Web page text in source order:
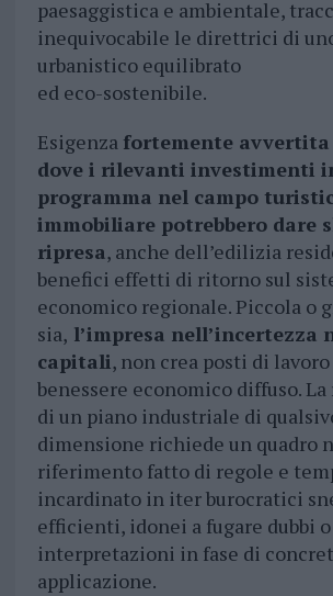
paesaggistica e ambientale,
inequivocabile le direttrici di
urbanistico equilibrato
ed eco-sostenibile.
Esigenza fortemente
dove i rilevanti investimenti
programma nel campo
immobiliare potrebbero dare
ripresa, anche dell’edilizia
benefici effetti di ritorno sul
economico regionale. Piccola o
sia, l’impresa nell’incertezza
capitali, non crea posti di
benessere economico diffuso.
di un piano industriale di
dimensione richiede un quadro
riferimento fatto di regole e
incardinato in iter burocratici
efficienti, idonei a fugare dubbi
interpretazioni in fase di
applicazione.